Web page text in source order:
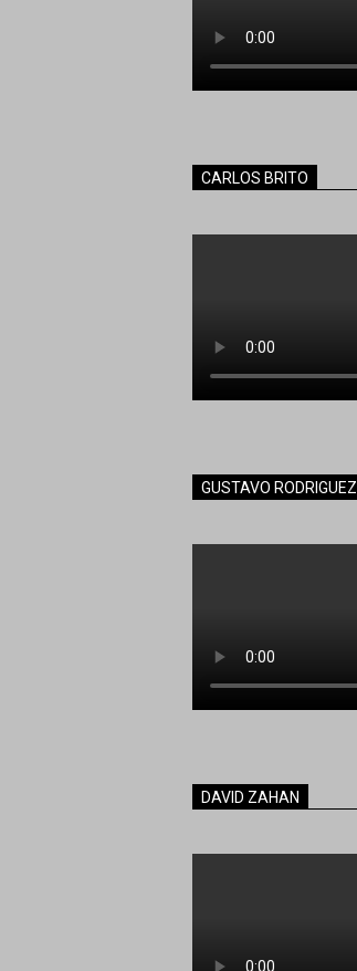
CARLOS BRITO
GUSTAVO RODRIGUEZ
DAVID ZAHAN